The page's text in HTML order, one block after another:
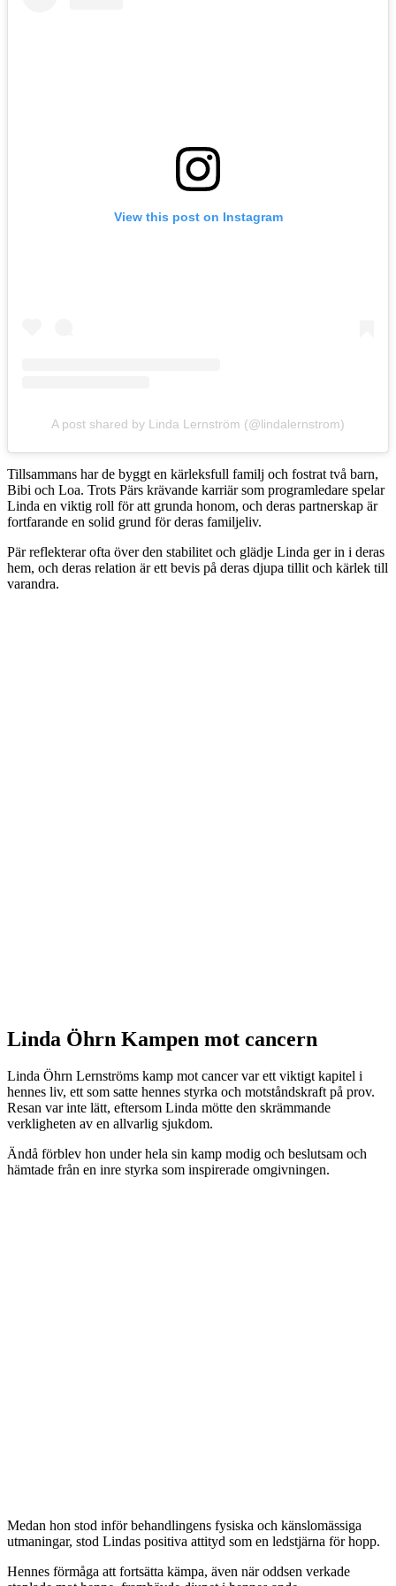
View this post on Instagram
A post shared by Linda Lernström (@lindalernstrom)
Tillsammans har de byggt en kärleksfull familj och fostrat två barn,
Bibi och Loa. Trots Pärs krävande karriär som programledare spelar
Linda en viktig roll för att grunda honom, och deras partnerskap är
fortfarande en solid grund för deras familjeliv.
Pär reflekterar ofta över den stabilitet och glädje Linda ger in i deras
hem, och deras relation är ett bevis på deras djupa tillit och kärlek till
varandra.
Linda Öhrn Kampen mot cancern
Linda Öhrn Lernströms kamp mot cancer var ett viktigt kapitel i
hennes liv, ett som satte hennes styrka och motståndskraft på prov.
Resan var inte lätt, eftersom Linda mötte den skrämmande
verkligheten av en allvarlig sjukdom.
Ändå förblev hon under hela sin kamp modig och beslutsam och
hämtade från en inre styrka som inspirerade omgivningen.
Medan hon stod inför behandlingens fysiska och känslomässiga
utmaningar, stod Lindas positiva attityd som en ledstjärna för hopp.
Hennes förmåga att fortsätta kämpa, även när oddsen verkade